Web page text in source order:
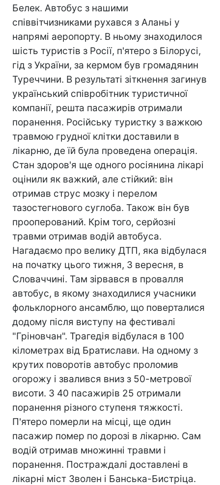
Белек. Автобус з нашими
співвітчизниками рухався з Аланьі у
напрямі аеропорту. В ньому знаходилося
шість туристів з Росії, п'ятеро з Білорусі,
гід з України, за кермом був громадянин
Туреччини. В результаті зіткнення загинув
український співробітник туристичної
компанії, решта пасажирів отримали
поранення. Російську туристку з важкою
травмою грудної клітки доставили в
лікарню, де їй була проведена операція.
Стан здоров'я ще одного росіянина лікарі
оцінили як важкий, але стійкий: він
отримав струс мозку і перелом
тазостегнового суглоба. Також він був
прооперований. Крім того, серйозні
травми отримав водій автобуса.
Нагадаємо про велику ДТП, яка відбулася
на початку цього тижня, 3 вересня, в
Словаччині. Там зірвався в провалля
автобус, в якому знаходилися учасники
фольклорного ансамблю, що поверталися
додому після виступу на фестивалі
"Гріновчан". Трагедія відбулася в 100
кілометрах від Братислави. На одному з
крутих поворотів автобус проломив
огорожу і звалився вниз з 50-метрової
висоти. З 40 пасажирів 25 отримали
поранення різного ступеня тяжкості.
П'ятеро померли на місці, ще один
пасажир помер по дорозі в лікарню. Сам
водій отримав множинні травми і
поранення. Постраждалі доставлені в
лікарні міст Зволен і Банська-Бистріца.